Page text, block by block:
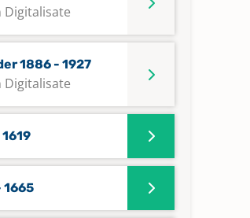
Digitalisate
1886 - 1927
Digitalisate
1665